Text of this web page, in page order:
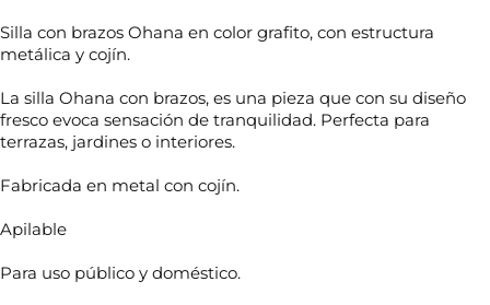
Silla con brazos Ohana en color grafito, con estructura
metálica y cojín.
La silla Ohana con brazos, es una pieza que con su diseño
fresco evoca sensación de tranquilidad. Perfecta para
terrazas, jardines o interiores.
Fabricada en metal con cojín.
Apilable
Para uso público y doméstico.